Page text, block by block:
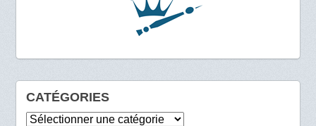
CATÉGORIES
Catégories